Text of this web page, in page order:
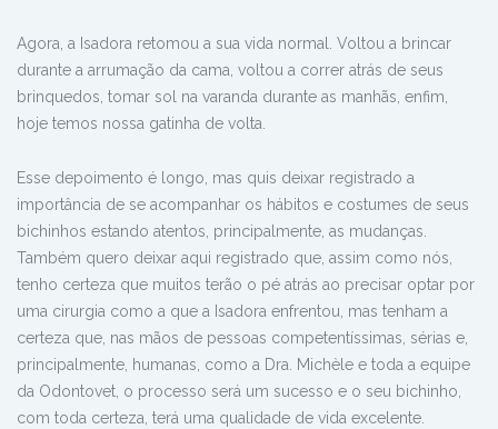
Agora, a Isadora retomou a sua vida normal. Voltou a brincar
durante a arrumação da cama, voltou a correr atrás de seus
brinquedos, tomar sol na varanda durante as manhãs, enfim,
hoje temos nossa gatinha de volta.
Esse depoimento é longo, mas quis deixar registrado a
importância de se acompanhar os hábitos e costumes de seus
bichinhos estando atentos, principalmente, as mudanças.
Também quero deixar aqui registrado que, assim como nós,
tenho certeza que muitos terão o pé atrás ao precisar optar por
uma cirurgia como a que a Isadora enfrentou, mas tenham a
certeza que, nas mãos de pessoas competentíssimas, sérias e,
principalmente, humanas, como a Dra. Michèle e toda a equipe
da Odontovet, o processo será um sucesso e o seu bichinho,
com toda certeza, terá uma qualidade de vida excelente.